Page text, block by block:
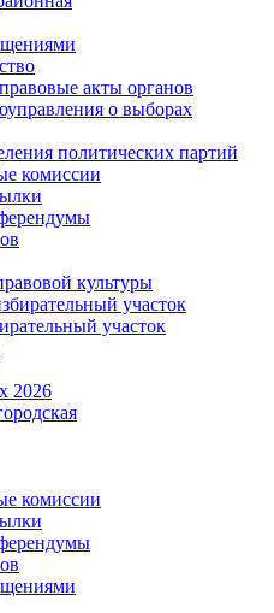
акты органов
о выборах
политических партий
комиссии
культуры
участок
участок
2026
комиссии